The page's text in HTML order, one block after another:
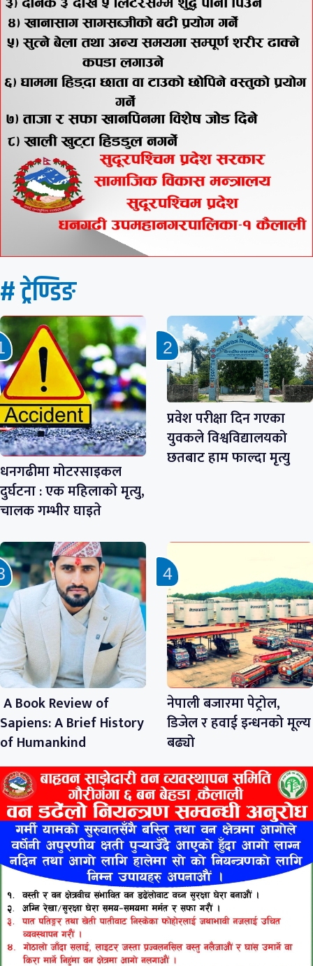
# ट्रेण्डिङ
धनगढीमा मोटरसाइकल
दुर्घटना : एक महिलाको मृत्यु,
चालक गम्भीर घाइते
प्रवेश परीक्षा दिन गएका
युवकले विश्वविद्यालयको
छतबाट हाम फाल्दा मृत्यु
A Book Review of
Sapiens: A Brief History
of Humankind
नेपाली बजारमा पेट्रोल,
डिजेल र हवाई इन्धनको मूल्य
बढ्यो